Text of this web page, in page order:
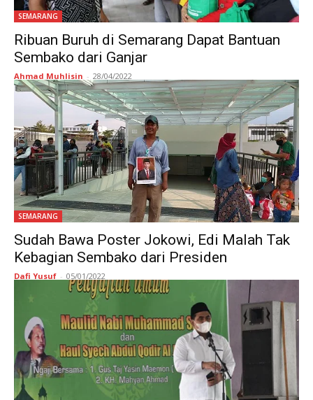
SEMARANG
Ribuan Buruh di Semarang Dapat Bantuan
Sembako dari Ganjar
Ahmad Muhlisin - 28/04/2022
SEMARANG
Sudah Bawa Poster Jokowi, Edi Malah Tak
Kebagian Sembako dari Presiden
Dafi Yusuf - 05/01/2022